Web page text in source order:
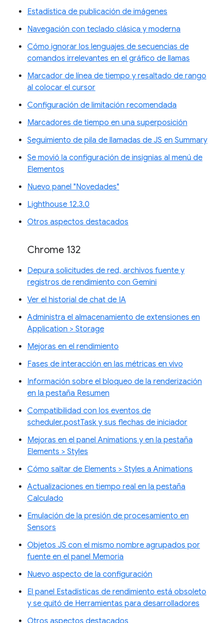
Estadística de publicación de imágenes
Navegación con teclado clásica y moderna
Cómo ignorar los lenguajes de secuencias de
comandos irrelevantes en el gráfico de llamas
Marcador de línea de tiempo y resaltado de rango
al colocar el cursor
Configuración de limitación recomendada
Marcadores de tiempo en una superposición
Seguimiento de pila de llamadas de JS en Summary
Se movió la configuración de insignias al menú de
Elementos
Nuevo panel "Novedades"
Lighthouse 12.3.0
Otros aspectos destacados
Chrome 132
Depura solicitudes de red, archivos fuente y
registros de rendimiento con Gemini
Ver el historial de chat de IA
Administra el almacenamiento de extensiones en
Application > Storage
Mejoras en el rendimiento
Fases de interacción en las métricas en vivo
Información sobre el bloqueo de la renderización
en la pestaña Resumen
Compatibilidad con los eventos de
scheduler.postTask y sus flechas de iniciador
Mejoras en el panel Animations y en la pestaña
Elements > Styles
Cómo saltar de Elements > Styles a Animations
Actualizaciones en tiempo real en la pestaña
Calculado
Emulación de la presión de procesamiento en
Sensors
Objetos JS con el mismo nombre agrupados por
fuente en el panel Memoria
Nuevo aspecto de la configuración
El panel Estadísticas de rendimiento está obsoleto
y se quitó de Herramientas para desarrolladores